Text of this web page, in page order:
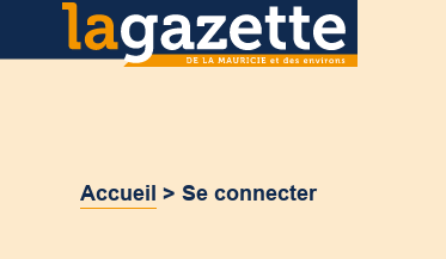
Accueil >Se connecter